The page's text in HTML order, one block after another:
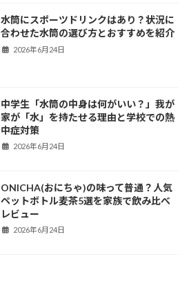
水筒にスポーツドリンクはあり？状況に
合わせた水筒の選び方とおすすめを紹介
2026年6月24日
中学生「水筒の中身は何がいい？」我が
家が「水」を持たせる理由と学校での熱
中症対策
2026年6月24日
ONICHA(おにちゃ)の味って普通？人気
ペットボトル麦茶5選を家族で飲み比べ
レビュー
2026年6月24日